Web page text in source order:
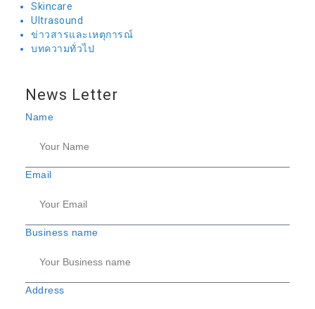
Skincare
Ultrasound
ข่าวสารและเหตุการณ์
บทความทั่วไป
News Letter
Name
Email
Business name
Address